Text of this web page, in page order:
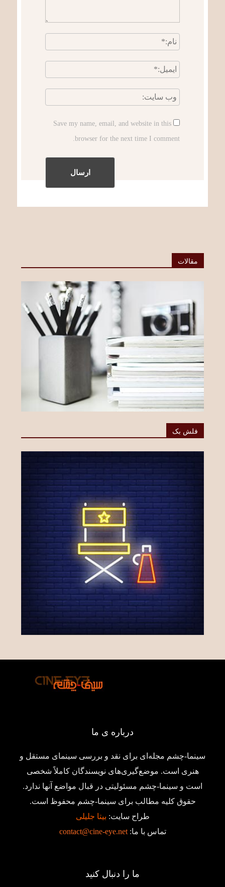
Save my name, email, and website in this
browser for the next time I comment.
مقالات
فلش بک
درباره ی ما
سینما-چشم مجله‌ای برای نقد و بررسی سینمای مستقل و
هنری است. موضع‌گیری‌های نویسندگان کاملاً شخصی
است و سینما-چشم مسئولیتی در قبال مواضع آنها ندارد.
حقوق کلیه مطالب برای سینما-چشم محفوظ است.
طراح سایت: بیتا جلیلی
تماس با ما:contact@cine-eye.net
ما را دنبال کنید